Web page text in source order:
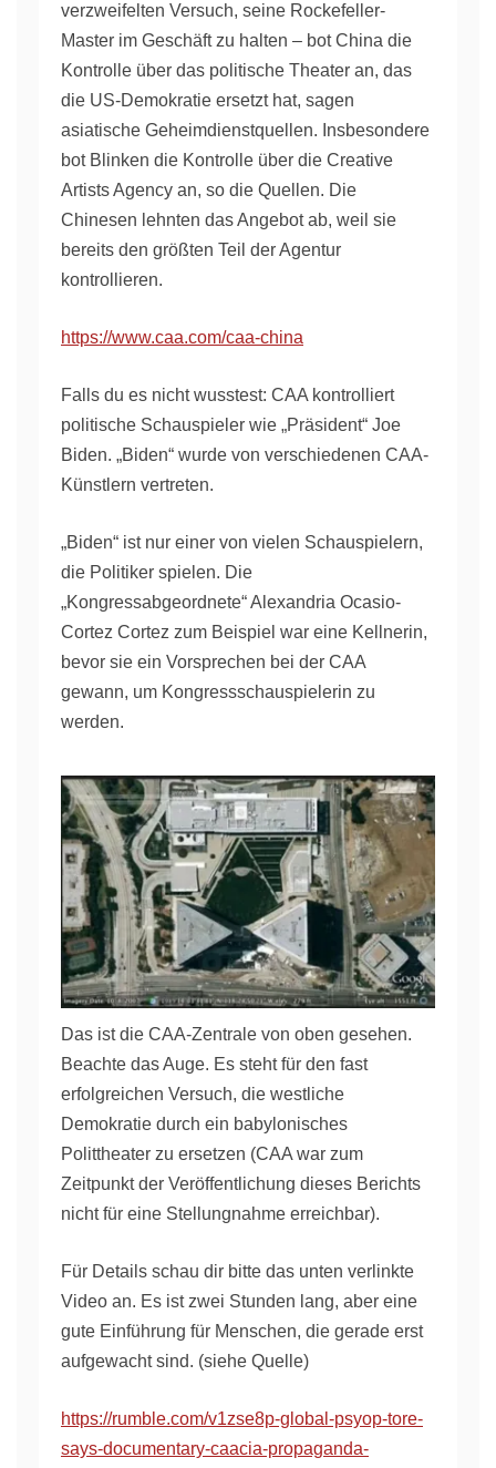
verzweifelten Versuch, seine Rockefeller-
Master im Geschäft zu halten – bot China die
Kontrolle über das politische Theater an, das
die US-Demokratie ersetzt hat, sagen
asiatische Geheimdienstquellen. Insbesondere
bot Blinken die Kontrolle über die Creative
Artists Agency an, so die Quellen. Die
Chinesen lehnten das Angebot ab, weil sie
bereits den größten Teil der Agentur
kontrollieren.
https://www.caa.com/caa-china
Falls du es nicht wusstest: CAA kontrolliert
politische Schauspieler wie „Präsident“ Joe
Biden. „Biden“ wurde von verschiedenen CAA-
Künstlern vertreten.
„Biden“ ist nur einer von vielen Schauspielern,
die Politiker spielen. Die
„Kongressabgeordnete“ Alexandria Ocasio-
Cortez Cortez zum Beispiel war eine Kellnerin,
bevor sie ein Vorsprechen bei der CAA
gewann, um Kongressschauspielerin zu
werden.
Das ist die CAA-Zentrale von oben gesehen.
Beachte das Auge. Es steht für den fast
erfolgreichen Versuch, die westliche
Demokratie durch ein babylonisches
Polittheater zu ersetzen (CAA war zum
Zeitpunkt der Veröffentlichung dieses Berichts
nicht für eine Stellungnahme erreichbar).
Für Details schau dir bitte das unten verlinkte
Video an. Es ist zwei Stunden lang, aber eine
gute Einführung für Menschen, die gerade erst
aufgewacht sind. (siehe Quelle)
https://rumble.com/v1zse8p-global-psyop-tore-
says-documentary-caacia-propaganda-